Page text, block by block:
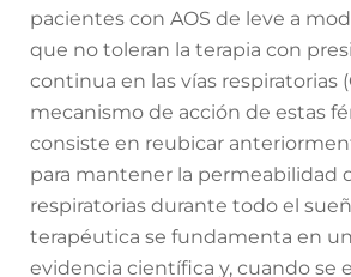
pacientes con AOS de leve a
que no toleran la terapia con
continua en las vías respiratorias
mecanismo de acción de estas
consiste en reubicar
para mantener la permeabilidad
respiratorias durante todo el
terapéutica se fundamenta en
evidencia científica y, cuando se